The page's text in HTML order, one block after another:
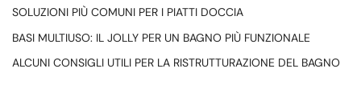
SOLUZIONI PIÙ COMUNI PER I PIATTI DOCCIA
BASI MULTIUSO: IL JOLLY PER UN BAGNO PIÙ FUNZIONALE
ALCUNI CONSIGLI UTILI PER LA RISTRUTTURAZIONE DEL BAGNO